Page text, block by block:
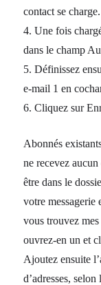
contact se charge.
4. Une fois
dans le champ
5. Définissez
e-mail 1 en
6. Cliquez sur
Abonnés
ne recevez aucun
être dans le
votre messagerie
vous trouvez mes
ouvrez-en un et
Ajoutez ensuite
d’adresses,